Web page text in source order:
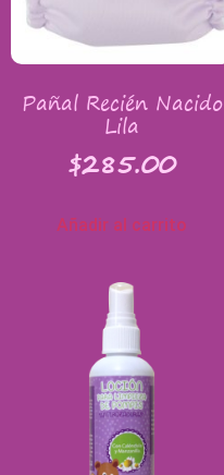
Pañal Recién Nacido
Lila
$285.00
Añadir al carrito